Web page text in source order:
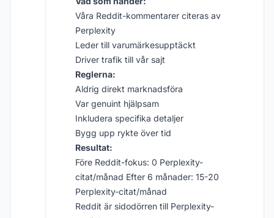
Våra Reddit-kommentarer citeras av
Perplexity
Leder till varumärkesupptäckt
Driver trafik till vår sajt
Reglerna:
Aldrig direkt marknadsföra
Var genuint hjälpsam
Inkludera specifika detaljer
Bygg upp rykte över tid
Resultat:
Före Reddit-fokus: 0 Perplexity-
citat/månad Efter 6 månader: 15-20
Perplexity-citat/månad
Reddit är sidodörren till Perplexity-